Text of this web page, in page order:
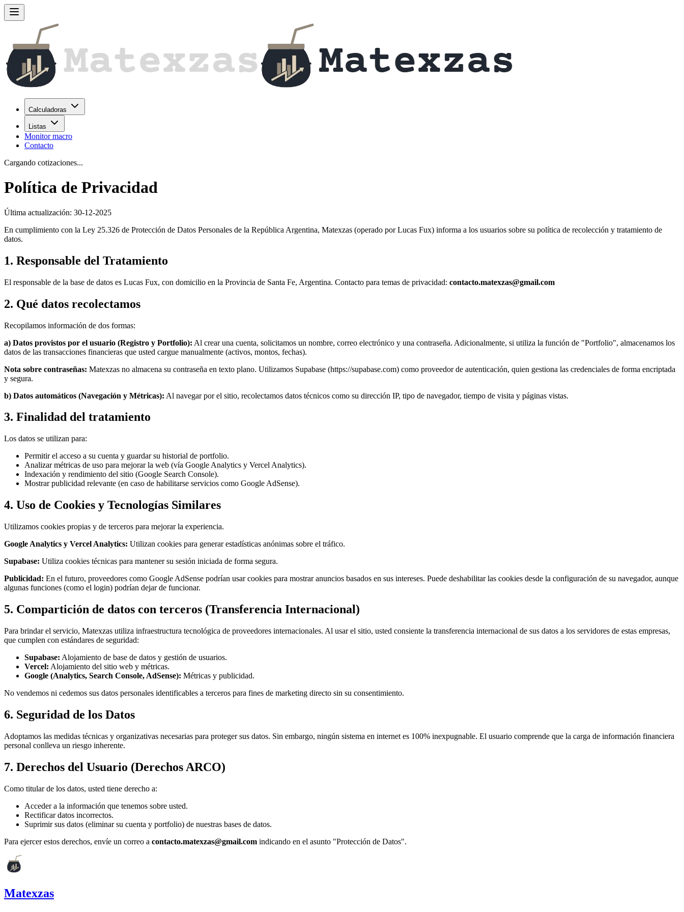
Calculadoras
Listas
Monitor macro
Contacto
Cargando cotizaciones...
Política de Privacidad
Última actualización: 30-12-2025
En cumplimiento con la Ley 25.326 de Protección de Datos Personales de la República Argentina, Matexzas (operado por Lucas Fux) informa a los usuarios sobre su política de recolección y tratamiento de
datos.
1. Responsable del Tratamiento
El responsable de la base de datos es Lucas Fux, con domicilio en la Provincia de Santa Fe, Argentina. Contacto para temas de privacidad: contacto.matexzas@gmail.com
2. Qué datos recolectamos
Recopilamos información de dos formas:
a) Datos provistos por el usuario (Registro y Portfolio): Al crear una cuenta, solicitamos un nombre, correo electrónico y una contraseña. Adicionalmente, si utiliza la función de "Portfolio", almacenamos los
datos de las transacciones financieras que usted cargue manualmente (activos, montos, fechas).
Nota sobre contraseñas: Matexzas no almacena su contraseña en texto plano. Utilizamos Supabase (https://supabase.com) como proveedor de autenticación, quien gestiona las credenciales de forma encriptada
y segura.
b) Datos automáticos (Navegación y Métricas): Al navegar por el sitio, recolectamos datos técnicos como su dirección IP, tipo de navegador, tiempo de visita y páginas vistas.
3. Finalidad del tratamiento
Los datos se utilizan para:
Permitir el acceso a su cuenta y guardar su historial de portfolio.
Analizar métricas de uso para mejorar la web (vía Google Analytics y Vercel Analytics).
Indexación y rendimiento del sitio (Google Search Console).
Mostrar publicidad relevante (en caso de habilitarse servicios como Google AdSense).
4. Uso de Cookies y Tecnologías Similares
Utilizamos cookies propias y de terceros para mejorar la experiencia.
Google Analytics y Vercel Analytics: Utilizan cookies para generar estadísticas anónimas sobre el tráfico.
Supabase: Utiliza cookies técnicas para mantener su sesión iniciada de forma segura.
Publicidad: En el futuro, proveedores como Google AdSense podrían usar cookies para mostrar anuncios basados en sus intereses. Puede deshabilitar las cookies desde la configuración de su navegador, aunque
algunas funciones (como el login) podrían dejar de funcionar.
5. Compartición de datos con terceros (Transferencia Internacional)
Para brindar el servicio, Matexzas utiliza infraestructura tecnológica de proveedores internacionales. Al usar el sitio, usted consiente la transferencia internacional de sus datos a los servidores de estas empresas,
que cumplen con estándares de seguridad:
Supabase: Alojamiento de base de datos y gestión de usuarios.
Vercel: Alojamiento del sitio web y métricas.
Google (Analytics, Search Console, AdSense): Métricas y publicidad.
No vendemos ni cedemos sus datos personales identificables a terceros para fines de marketing directo sin su consentimiento.
6. Seguridad de los Datos
Adoptamos las medidas técnicas y organizativas necesarias para proteger sus datos. Sin embargo, ningún sistema en internet es 100% inexpugnable. El usuario comprende que la carga de información financiera
personal conlleva un riesgo inherente.
7. Derechos del Usuario (Derechos ARCO)
Como titular de los datos, usted tiene derecho a:
Acceder a la información que tenemos sobre usted.
Rectificar datos incorrectos.
Suprimir sus datos (eliminar su cuenta y portfolio) de nuestras bases de datos.
Para ejercer estos derechos, envíe un correo a contacto.matexzas@gmail.com indicando en el asunto "Protección de Datos".
Matexzas